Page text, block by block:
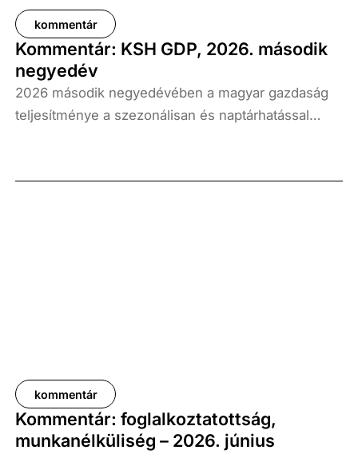
kommentár
Kommentár: KSH GDP, 2026. második
negyedév
2026 második negyedévében a magyar gazdaság
teljesítménye a szezonálisan és naptárhatással
százalékkal, míg az előző negyedévhez képest 0,4
kommentár
Kommentár: foglalkoztatottság,
munkanélküliség – 2026. június